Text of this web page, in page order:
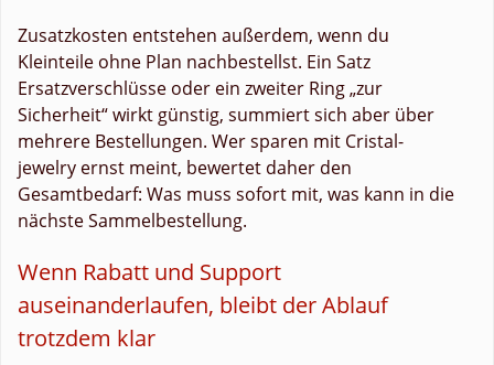
Zusatzkosten entstehen außerdem, wenn du
Kleinteile ohne Plan nachbestellst. Ein Satz
Ersatzverschlüsse oder ein zweiter Ring „zur
Sicherheit“ wirkt günstig, summiert sich aber über
mehrere Bestellungen. Wer sparen mit Cristal-
jewelry ernst meint, bewertet daher den
Gesamtbedarf: Was muss sofort mit, was kann in die
nächste Sammelbestellung.
Wenn Rabatt und Support
auseinanderlaufen, bleibt der Ablauf
trotzdem klar